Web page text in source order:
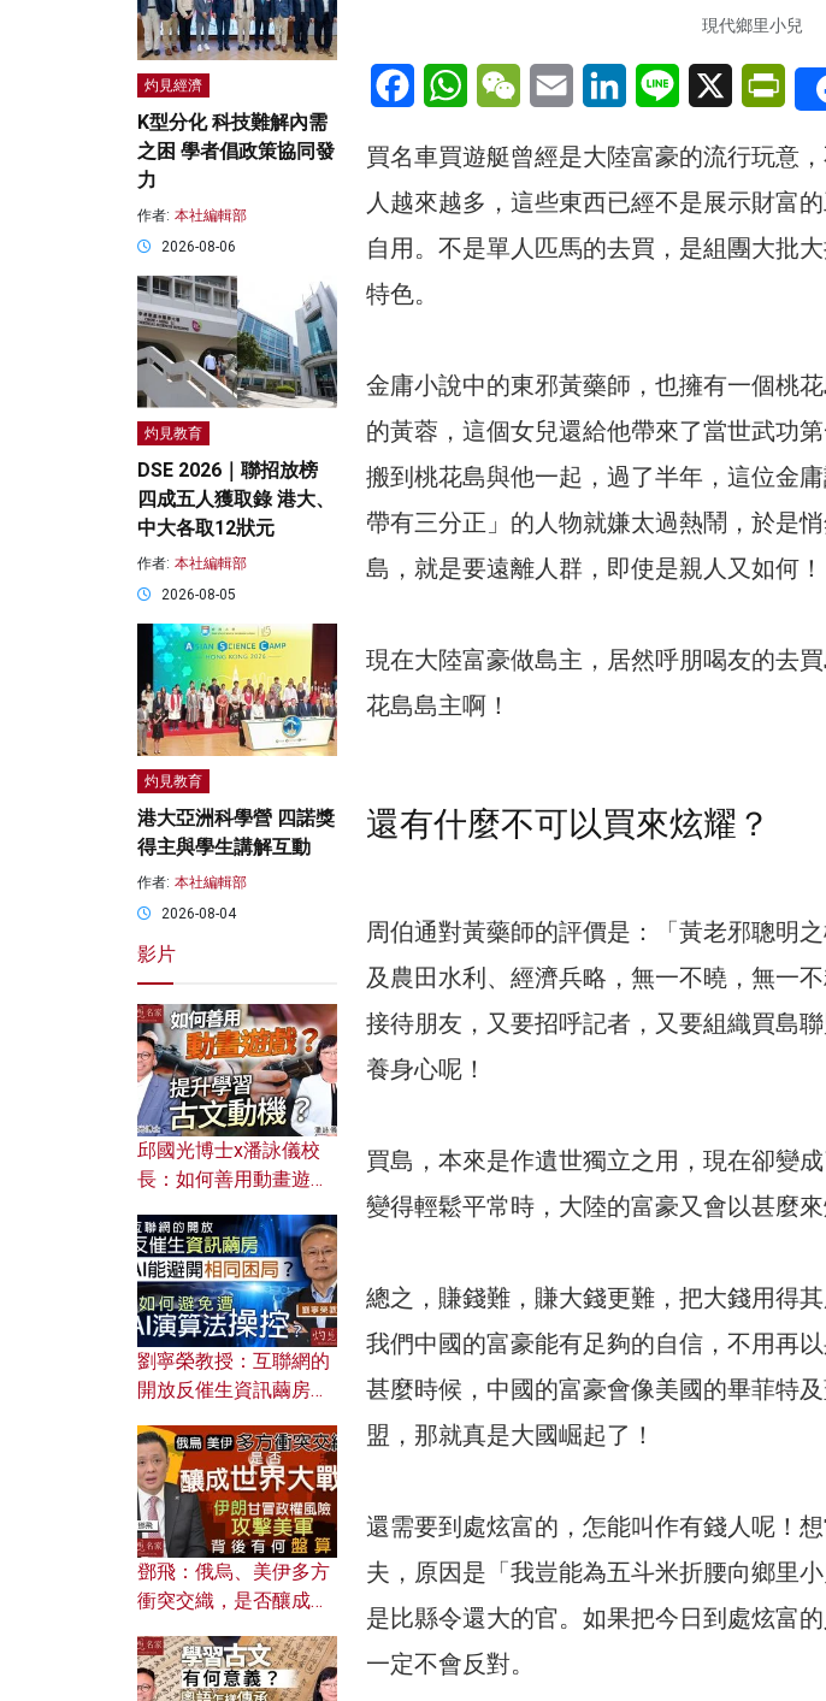
現代鄉里小兒
FacebookWhatsAppWeChatEmail LinkedInLine X
買名車買遊艇曾經是大陸富豪的流行玩意
人越來越多，這些東西已經不是展示財富
自用。不是單人匹馬的去買，是組團大批
特色。
金庸小說中的東邪黃藥師，也擁有一個桃
的黃蓉，這個女兒還給他帶來了當世武功
搬到桃花島與他一起，過了半年，這位金
帶有三分正」的人物就嫌太過熱鬧，於是
島，就是要遠離人群，即使是親人又如何！
現在大陸富豪做島主，居然呼朋喝友的去
花島島主啊！
還有什麼不可以買來炫耀？
周伯通對黃藥師的評價是：「黃老邪聰明
及農田水利、經濟兵略，無一不曉，無一
接待朋友，又要招呼記者，又要組織買島
養身心呢！
買島，本來是作遺世獨立之用，現在卻變
變得輕鬆平常時，大陸的富豪又會以甚麼來
總之，賺錢難，賺大錢更難，把大錢用得
我們中國的富豪能有足夠的自信，不用再
甚麼時候，中國的富豪會像美國的畢菲特
盟，那就真是大國崛起了！
還需要到處炫富的，怎能叫作有錢人呢！
夫，原因是「我豈能為五斗米折腰向鄉里
是比縣令還大的官。如果把今日到處炫富
一定不會反對。
灼見經濟
K型分化 科技難解內需
之困 學者倡政策協同發
力
作者: 本社編輯部
2026-08-06
灼見教育
DSE 2026｜聯招放榜
四成五人獲取錄 港大、
中大各取12狀元
作者: 本社編輯部
2026-08-05
灼見教育
港大亞洲科學營 四諾獎
得主與學生講解互動
作者: 本社編輯部
2026-08-04
影片
邱國光博士x潘詠儀校
長：如何善用動畫遊戲
劉寧榮教授：互聯網的
開放反催生資訊繭房，
何避免遭AI演算法操
控？
鄧飛：俄烏、美伊多方
衝突交織，是否釀成世
風險攻擊美軍，背後有
何盤算？